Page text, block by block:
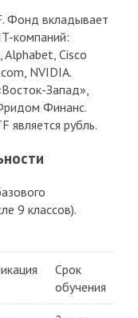
Фонд вкладывает
компаний:
Cisco
NVIDIA.
Запад»,
Финанс.
является рубль.
9 классов).
Срок
обучения